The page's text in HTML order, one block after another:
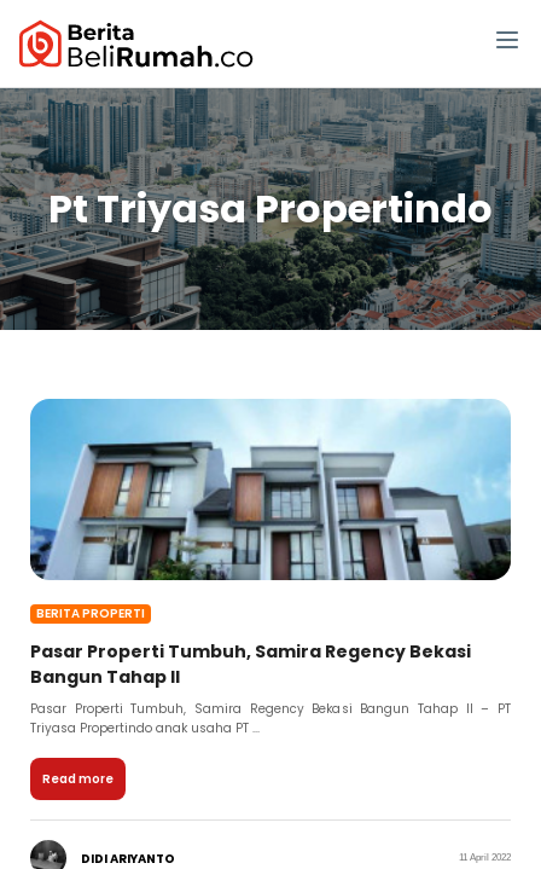
Pt Triyasa Propertindo
BERITA PROPERTI
Pasar Properti Tumbuh, Samira Regency Bekasi
Bangun Tahap II
Pasar Properti Tumbuh, Samira Regency Bekasi Bangun Tahap II – PT
Triyasa Propertindo anak usaha PT ...
Read more
DIDI ARIYANTO 11 April 2022